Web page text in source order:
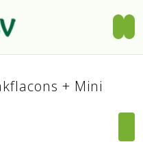
+ Mini